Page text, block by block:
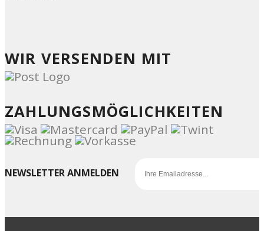
WIR VERSENDEN MIT
ZAHLUNGSMÖGLICHKEITEN
NEWSLETTER ANMELDEN